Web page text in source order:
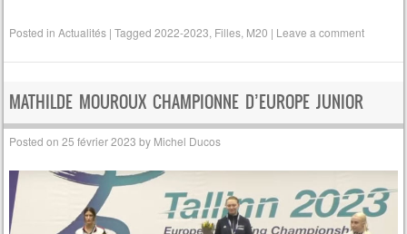
Posted inActualités |Tagged2022-2023 Filles M20 | Leave a comment
MATHILDE MOUROUX CHAMPIONNE D’EUROPE JUNIOR
Posted on25 février 2023 by Michel Ducos